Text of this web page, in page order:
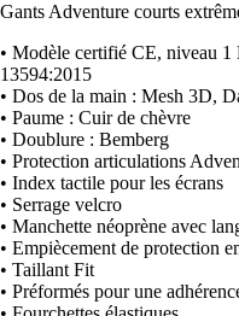
Gants Adventure courts
• Modèle certifié CE, niveau
13594:2015
• Dos de la main : Mesh 3D,
• Paume : Cuir de chèvre
• Doublure : Bemberg
• Protection articulations
• Index tactile pour les écrans
• Serrage velcro
• Manchette néoprène avec
• Empiècement de protection
• Taillant Fit
• Préformés pour une